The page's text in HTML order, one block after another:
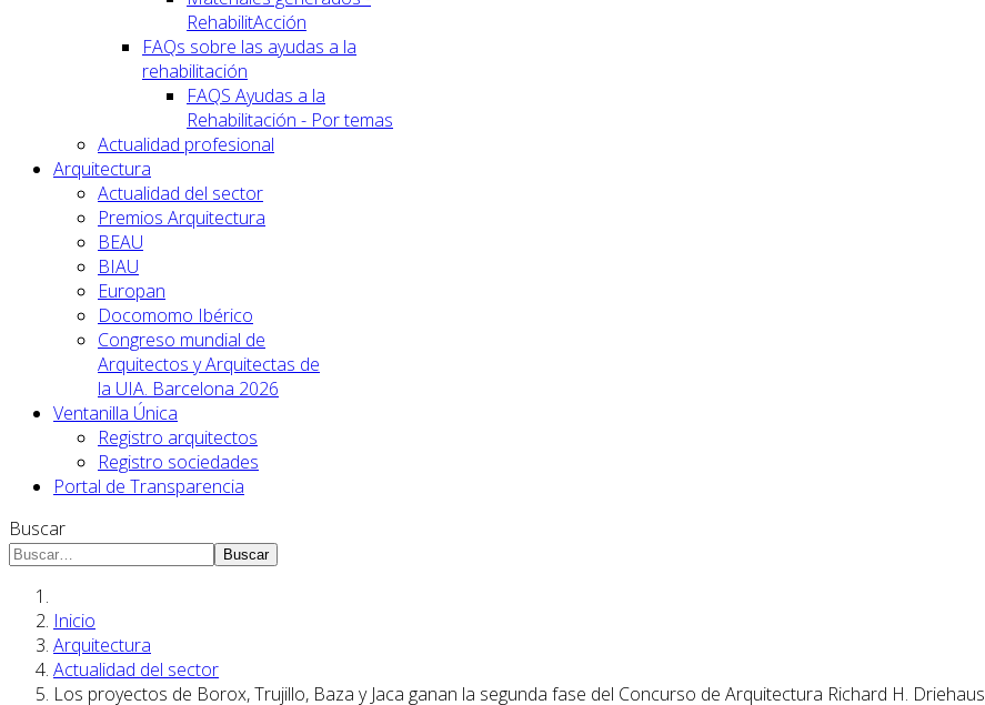
RehabilitAcción
FAQs sobre las ayudas a la
rehabilitación
FAQS Ayudas a la
Rehabilitación - Por temas
Actualidad profesional
Arquitectura
Actualidad del sector
Premios Arquitectura
BEAU
BIAU
Europan
Docomomo Ibérico
Congreso mundial de
Arquitectos y Arquitectas de
la UIA. Barcelona 2026
Ventanilla Única
Registro arquitectos
Registro sociedades
Portal de Transparencia
Buscar
Buscar
Inicio
Arquitectura
Actualidad del sector
Los proyectos de Borox, Trujillo, Baza y Jaca ganan la segunda fase del Concurso de Arquitectura Richard H. Driehaus